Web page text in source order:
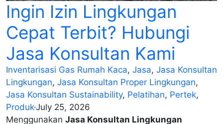
Ingin Izin Lingkungan
Cepat Terbit? Hubungi
Jasa Konsultan Kami
Inventarisasi Gas Rumah Kaca, Jasa, Jasa Konsultan
Lingkungan, Jasa Konsultan Proper Lingkungan,
Jasa Konsultan Sustainability, Pelatihan, Pertek,
Produk·July 25, 2026
Menggunakan Jasa Konsultan Lingkungan